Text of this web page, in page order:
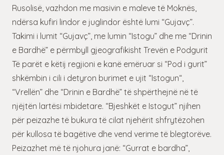
Rusolisë, vazhdon me masivin e maleve të Moknës,
ndërsa kufiri lindor e juglindor është lumi “Gujavç”.
Takimi i lumit “Gujavç”, me lumin “Istogu” dhe me “Drinin
e Bardhë” e përmbyll gjeografikisht Trevën e Podgurit
Të parët e këtij regjioni e kanë emëruar si “Pod i gurit”
shkëmbin i cili i detyron burimet e ujit “Istogun“,
“Vrellën” dhe “Drinin e Bardhë” të shpërthejnë në të
njëjtën lartësi mbidetare. “Bjeshkët e Istogut” njihen
për peizazhe të bukura të cilat njehërit shfrytëzohen
për kullosa të bagëtive dhe vend verime të blegtorëve.
Peizazhet më të njohura janë: “Gurrat e bardha”,